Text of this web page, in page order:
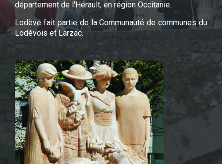
département de l'Hérault, en région Occitanie.
Lodève fait partie de la Communauté de communes du
Lodévois et Larzac.